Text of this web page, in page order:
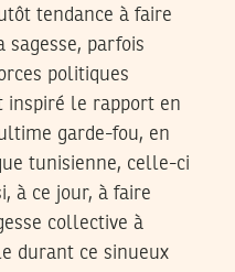
tendance à faire
sagesse, parfois
politiques
inspiré le rapport en
garde-fou, en
tunisienne, celle-ci
à ce jour, à faire
collective à
durant ce sinueux